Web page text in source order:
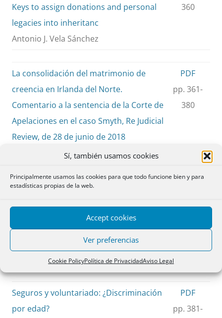
Sí, también usamos cookies
Principalmente usamos las cookies para que todo funcione bien y para
estadísticas propias de la web.
Accept cookies
Ver preferencias
Cookie PolicyPolítica de PrivacidadAviso Legal
Keys to assign donations and personal
legacies into inheritanc
Antonio J. Vela Sánchez
360
La consolidación del matrimonio de
creencia en Irlanda del Norte.
Comentario a la sentencia de la Corte de
Apelaciones en el caso Smyth, Re Judicial
Review, de 28 de junio de 2018
The recognition of belief marriages in
decision of the Court of Appeal in
José Ramón Polo Sabau
PDF
pp. 361-
380
CUESTIONES
Seguros y voluntariado: ¿Discriminación
por edad?
PDF
pp. 381-